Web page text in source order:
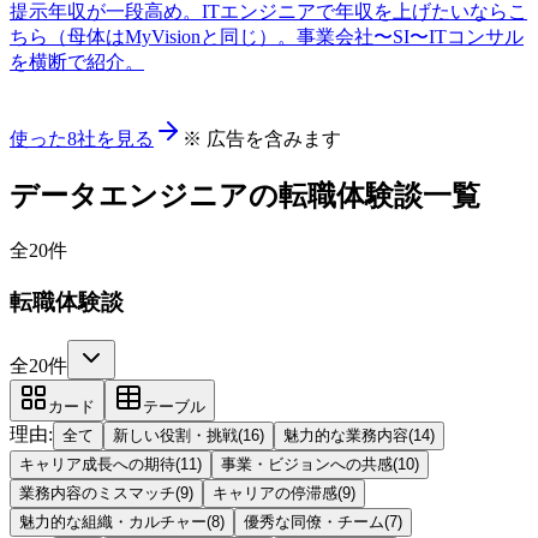
提示年収が一段高め。ITエンジニアで年収を上げたいならこ
ちら（母体はMyVisionと同じ）。事業会社〜SI〜ITコンサル
を横断で紹介。
使った8社を見る ※ 広告を含みます
データエンジニアの転職体験談一覧
全20件
転職体験談
全20件
カード テーブル
理由: 全て 新しい役割・挑戦(16) 魅力的な業務内容(14)
キャリア成長への期待(11) 事業・ビジョンへの共感(10)
業務内容のミスマッチ(9) キャリアの停滞感(9)
魅力的な組織・カルチャー(8) 優秀な同僚・チーム(7)